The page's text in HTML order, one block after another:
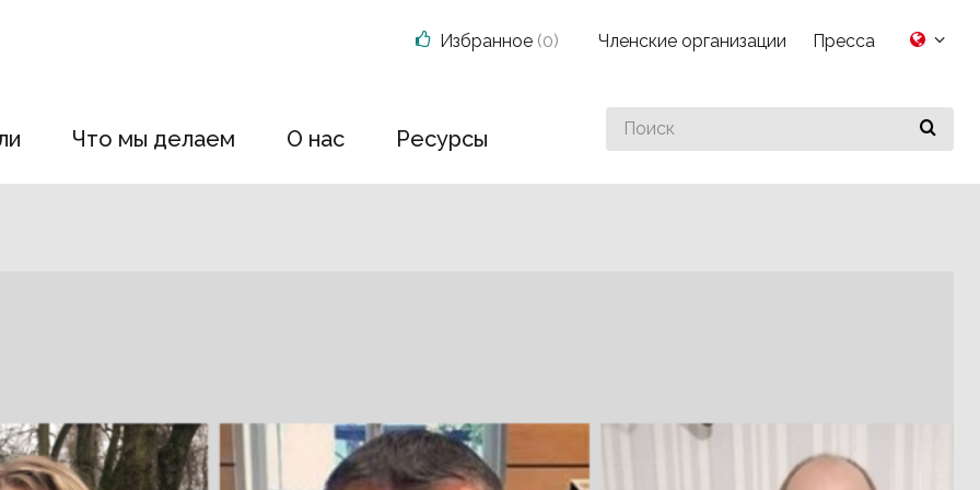
Что мы делаем О нас Ресурсы
Search
for
Избранное (0) Членские организации Пресса